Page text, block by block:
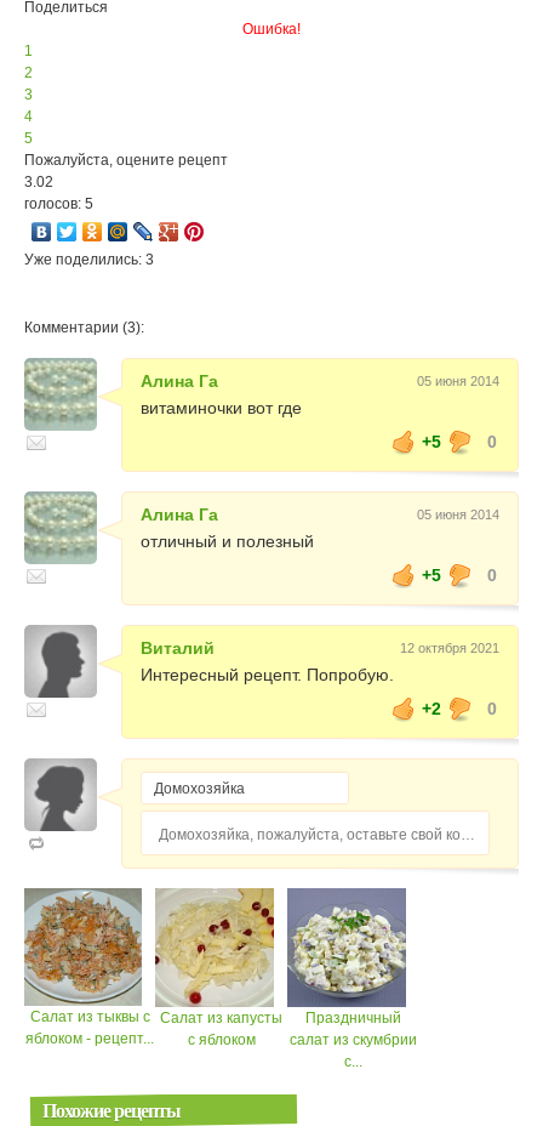
Поделиться
Ошибка!
1
2
3
4
5
Пожалуйста, оцените рецепт
3.02
голосов: 5
Уже поделились: 3
Комментарии (3):
Алина Га 05 июня 2014
витаминочки вот где
+5
0
Алина Га 05 июня 2014
отличный и полезный
+5
0
Виталий 12 октября 2021
Интересный рецепт. Попробую.
+2
0
Домохозяйка, пожалуйста, оставьте свой комментарий...
Салат из тыквы с
яблоком - рецепт...
Салат из капусты
с яблоком
Праздничный
салат из скумбрии
с...
Похожие рецепты